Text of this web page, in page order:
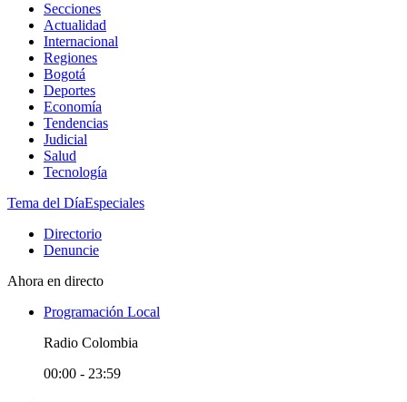
Secciones
Actualidad
Internacional
Regiones
Bogotá
Deportes
Economía
Tendencias
Judicial
Salud
Tecnología
Tema del DíaEspeciales
Directorio
Denuncie
Ahora en directo
Programación Local
Radio Colombia
00:00 - 23:59